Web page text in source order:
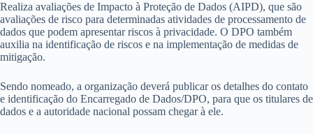
Realiza avaliações de Impacto à Proteção de Dados (AIPD), que são
avaliações de risco para determinadas atividades de processamento de
dados que podem apresentar riscos à privacidade. O DPO também
auxilia na identificação de riscos e na implementação de medidas de
mitigação.
Sendo nomeado, a organização deverá publicar os detalhes do contato
e identificação do Encarregado de Dados/DPO, para que os titulares de
dados e a autoridade nacional possam chegar à ele.